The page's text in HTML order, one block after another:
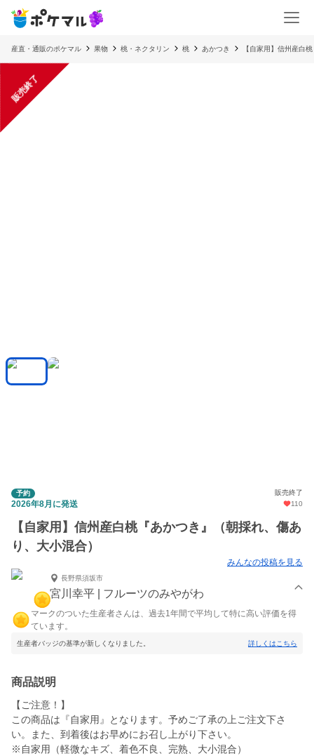
産直・通販のポケマル 果物 桃・ネクタリン 桃 あかつき 【自家用】信州産白
販売終了
予約 販売終了
2026年8月に発送 110
【自家用】信州産白桃『あかつき』（朝採れ、傷あ
り、大小混合）
みんなの投稿を見る
長野県須坂市
宮川幸平 | フルーツのみやがわ
マークのついた生産者さんは、過去1年間で平均して特に高い評価を得
ています。
生産者バッジの基準が新しくなりました。 詳しくはこちら
商品説明
【ご注意！】
この商品は『自家用』となります。予めご了承の上ご注文下さ
い。また、到着後はお早めにお召し上がり下さい。
※自家用（軽微なキズ、着色不良、完熟、大小混合）